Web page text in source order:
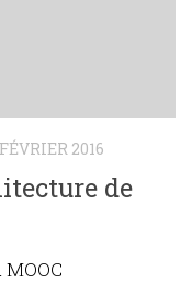
2016
de